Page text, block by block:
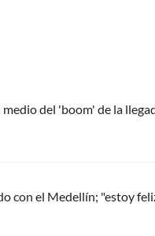
del 'boom' de la
con el Medellín; "estoy